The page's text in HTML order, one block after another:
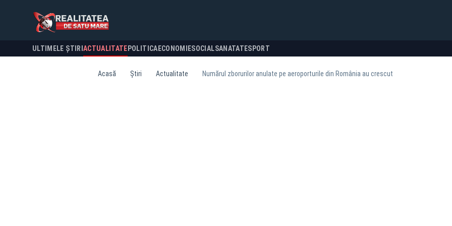
ULTIMELE ȘTIRI ACTUALITATE POLITICA ECONOMIESOCIALSANATATESPORT
Acasă Știri Actualitate Numărul zborurilor anulate pe aeroporturile din România au crescut